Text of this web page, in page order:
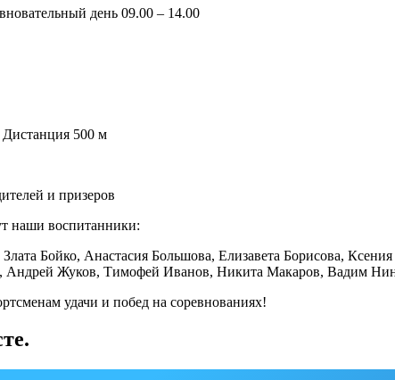
день 09.00 – 14.00
500 м
и призеров
наши воспитанники:
Бойко, Анастасия Большова, Елизавета Борисова,
Андрей Жуков, Тимофей Иванов, Никита Макаров, Вадим
удачи и побед на соревнованиях!